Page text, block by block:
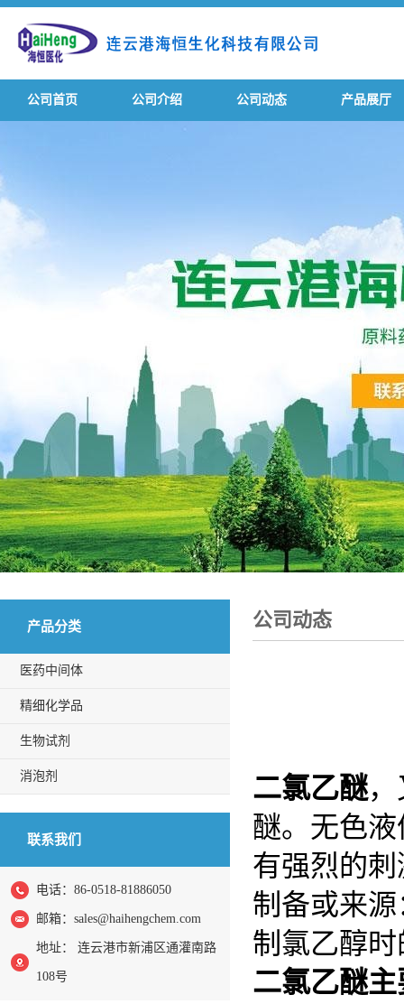
公司首页 公司介绍 公司动态 产品展厅
产品分类
医药中间体
精细化学品
生物试剂
消泡剂
联系我们
电话：86-0518-81886050
邮箱： sales@haihengchem.com
地址： 连云港市新浦区通灌南路
108号
公司动态
二氯乙醚
醚。无色
有强烈的
制备或来
制氯乙醇
二氯乙醚